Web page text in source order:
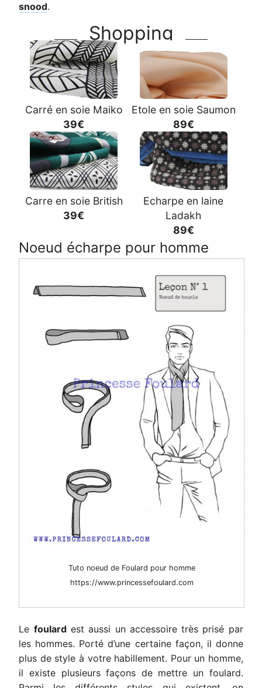
snood.
Shopping
Carré en soie Maiko
39€
Etole en soie Saumon
89€
Carre en soie British
39€
Echarpe en laine
Ladakh
89€
Noeud écharpe pour homme
Tuto noeud de Foulard pour homme
https://www.princessefoulard.com
Le foulardest aussi un accessoire très prisé par
les hommes. Porté d’une certaine façon, il donne
plus de style à votre habillement. Pour un homme,
il existe plusieurs façons de mettre un foulard.